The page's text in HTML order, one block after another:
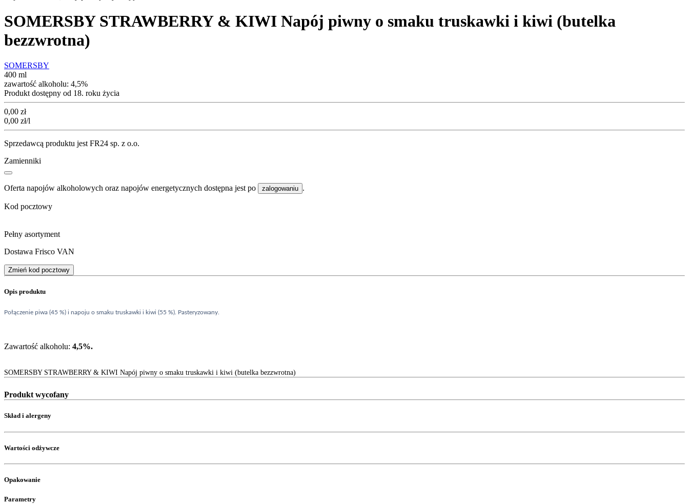
SOMERSBY STRAWBERRY & KIWI Napój piwny o smaku truskawki i kiwi (butelka
bezzwrotna)
SOMERSBY
400 ml
zawartość alkoholu: 4,5%
Produkt dostępny od 18. roku życia
Cena
0,00 zł
0,00 zł/l
Sprzedawcą produktu jest FR24 sp. z o.o.
Zamienniki
Oferta napojów alkoholowych oraz napojów energetycznych dostępna jest po zalogowaniu .
Kod pocztowy
Pełny asortyment
Dostawa Frisco VAN
Zmień kod pocztowy
Opis produktu
Połączenie piwa (45 %) i napoju o smaku truskawki i kiwi (55 %). Pasteryzowany.
Zawartość alkoholu: 4,5%.
SOMERSBY STRAWBERRY & KIWI Napój piwny o smaku truskawki i kiwi (butelka bezzwrotna)
Produkt wycofany
Skład i alergeny
Wartości odżywcze
Opakowanie
Parametry